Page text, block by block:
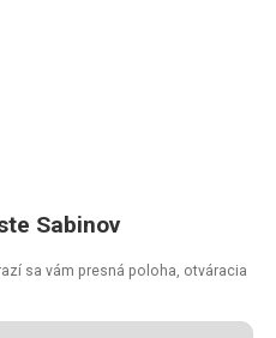
Sabinov
sa vám presná poloha, otváracia